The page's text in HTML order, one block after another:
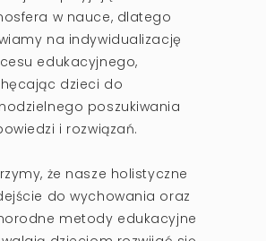
w nauce, dlatego
na indywidualizację
edukacyjnego,
dzieci do
poszukiwania
i rozwiązań.
że nasze holistyczne
do wychowania oraz
metody edukacyjne